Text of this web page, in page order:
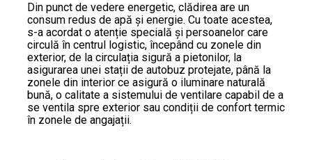
Din punct de vedere energetic, clădirea are un
consum redus de apă și energie. Cu toate acestea,
s-a acordat o atenție specială și persoanelor care
circulă în centrul logistic, începând cu zonele din
exterior, de la circulația sigură a pietonilor, la
asigurarea unei stații de autobuz protejate, până la
zonele din interior ce asigură o iluminare naturală
bună, o calitate a sistemului de ventilare capabil de a
se ventila spre exterior sau condiții de confort termic
în zonele de angajații.